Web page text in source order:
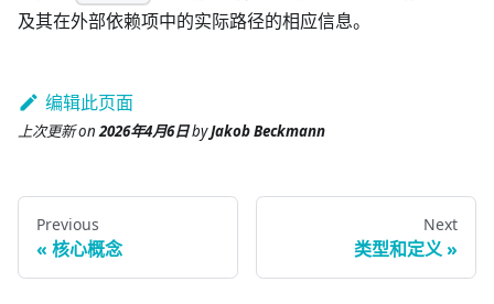
及其在外部依赖项中的实际路径的相应信息。
编辑此页面
上次更新on2026年4月6日byJakob Beckmann
Previous
核心概念
Next
类型和定义